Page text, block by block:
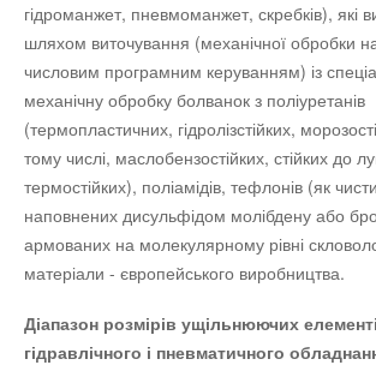
гідроманжет, пневмоманжет, скребків), які
шляхом виточування (механічної обробки
числовим програмним керуванням) із
механічну обробку болванок з поліуретанів
(термопластичних, гідролізстійких,
тому числі, маслобензостійких, стійких до
термостійких), поліамідів, тефлонів (як
наповнених дисульфідом молібдену або
армованих на молекулярному рівні
матеріали - європейського виробництва.
Діапазон розмірів ущільнюючих
гідравлічного і пневматичного